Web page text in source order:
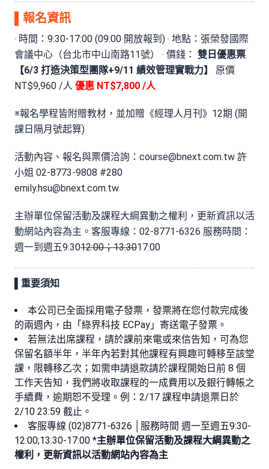
報名資訊
‧ 時間：9:30-17:00 (09:00 開放報到) ‧ 地點：張榮發國際
會議中心（台北市中山南路11號） ‧ 價錢： 雙日優惠票
【6/3 打造決策型團隊+9/11 績效管理實戰力】
原價
NT$9,960 /人 優惠 NT$7,800 /人
※報名學程皆附贈教材，並加贈《經理人月刊》12期 (開
課日隔月號起算)
活動內容、報名與票價洽詢： course@bnext.com.tw 許
小姐 02-8773-9808 #280
emily.hsu@bnext.com.tw
主辦單位保留活動及課程大綱異動之權利，更新資訊以活
動網站內容為主。客服專線：02-8771-6326 服務時間：
週一到週五9:3012:00；13:3017:00
重要須知
本公司已全面採用電子發票，發票將在您付款完成後
的兩週內，由「綠界科技 ECPay」寄送電子發票。
若無法出席課程，請於課前來電或來信告知，可為您
保留名額半年，半年內若對其他課程有興趣可轉移至該堂
課，限轉移乙次；如需申請退款請於課程開始日前 8 個
工作天告知，我們將收取課程的一成費用以及銀行轉帳之
手續費，逾期恕不受理。例：2/17 課程申請退票日於
2/10 23:59 截止。
客服專線 (02)8771-6326 │服務時間 週一至週五9:30-
12:00;13:30-17:00 *主辦單位保留活動及課程大綱異動之
權利，更新資訊以活動網站內容為主